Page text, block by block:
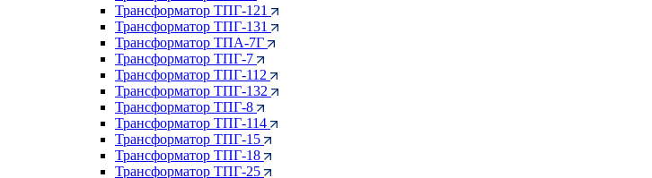
Трансформатор ТПГ-121
Трансформатор ТПГ-131
Трансформатор ТПА-7Г
Трансформатор ТПГ-7
Трансформатор ТПГ-112
Трансформатор ТПГ-132
Трансформатор ТПГ-8
Трансформатор ТПГ-114
Трансформатор ТПГ-15
Трансформатор ТПГ-18
Трансформатор ТПГ-25